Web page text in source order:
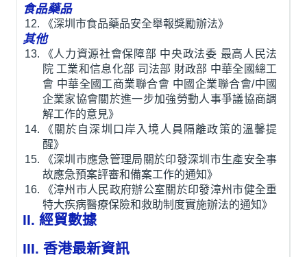
食品藥品
《深圳市食品藥品安全舉報獎勵辦法》
其他
《人力資源社會保障部 中央政法委 最高人民法
院 工業和信息化部 司法部 財政部 中華全國總工
會 中華全國工商業聯合會 中國企業聯合會/中國
企業家協會關於進一步加強勞動人事爭議協商調
解工作的意見》
《關於自深圳口岸入境人員隔離政策的溫馨提
醒》
《深圳市應急管理局關於印發深圳市生產安全事
故應急預案評審和備案工作的通知》
《漳州市人民政府辦公室關於印發漳州市健全重
特大疾病醫療保險和救助制度實施辦法的通知》
II. 經貿數據
III. 香港最新資訊